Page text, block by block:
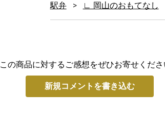
駅弁
∟ 岡山のおもてなし
この商品に対するご感想をぜひお寄せくださ
新規コメントを書き込む